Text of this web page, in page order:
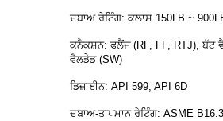
ਦਬਾਅ ਰੇਟਿੰਗ: ਕਲਾਸ 150LB ~
ਕਨੈਕਸ਼ਨ: ਫਲੈਂਜ (RF, FF, RTJ), ਬੱਟ
ਵੈਲਡੇਡ (SW)
ਡਿਜ਼ਾਈਨ: API 599, API 6D
ਦਬਾਅ-ਤਾਪਮਾਨ ਰੇਟਿੰਗ: ASME